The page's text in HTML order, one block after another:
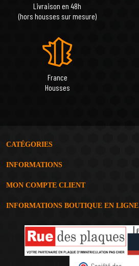
Livraison en 48h
(hors housses sur mesure)
France
Housses
CATÉGORIES
INFORMATIONS
MON COMPTE CLIENT
INFORMATIONS BOUTIQUE EN LIGNE